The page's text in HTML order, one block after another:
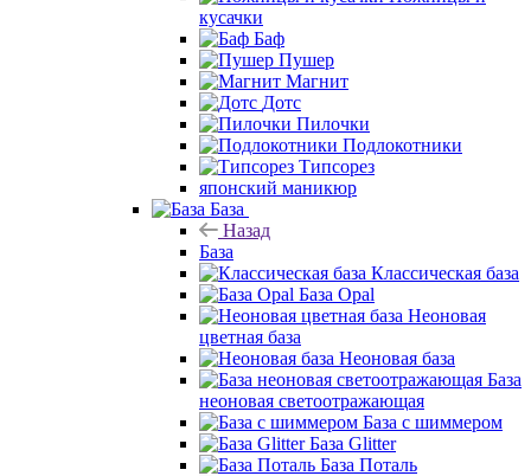
кусачки
Баф
Пушер
Магнит
Дотс
Пилочки
Подлокотники
Типсорез
японский маникюр
База
Назад
База
Классическая база
База Opal
Неоновая
цветная база
Неоновая база
База
неоновая светоотражающая
База с шиммером
База Glitter
База Поталь